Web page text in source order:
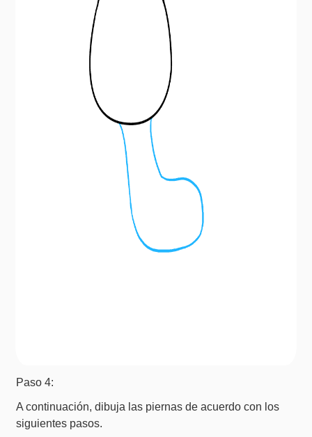
Paso 4:
A continuación, dibuja las piernas de acuerdo con los
siguientes pasos.